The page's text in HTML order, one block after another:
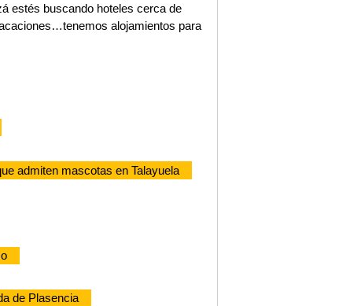
estés buscando hoteles cerca de
alojamientos para
admiten mascotas en Talayuela
de Plasencia